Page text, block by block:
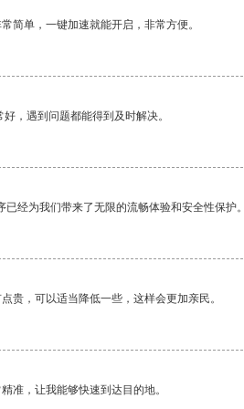
简单，一键加速就能开启，非常方便。
，遇到问题都能得到及时解决。
已经为我们带来了无限的流畅体验和安全性保护
贵，可以适当降低一些，这样会更加亲民。
准，让我能够快速到达目的地。